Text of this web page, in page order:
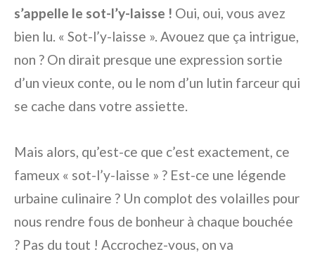
s’appelle le sot-l’y-laisse ! Oui, oui, vous avez
bien lu. « Sot-l’y-laisse ». Avouez que ça intrigue,
non ? On dirait presque une expression sortie
d’un vieux conte, ou le nom d’un lutin farceur qui
se cache dans votre assiette.
Mais alors, qu’est-ce que c’est exactement, ce
fameux « sot-l’y-laisse » ? Est-ce une légende
urbaine culinaire ? Un complot des volailles pour
nous rendre fous de bonheur à chaque bouchée
? Pas du tout ! Accrochez-vous, on va